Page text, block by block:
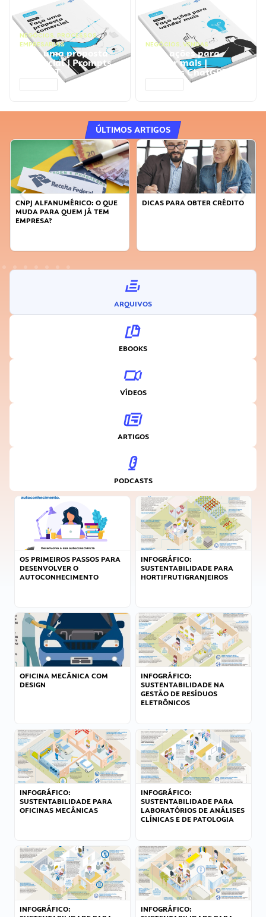
NEGÓCIOS, PROCESSOS
EMPRESARIAIS
Faça uma proposta
comercial | Prompts
ChatGPT
NEGÓCIOS, VENDAS
Faça ações para
vender mais |
Prompts ChatGPT
ÚLTIMOS ARTIGOS
DICAS PARA OBTER CRÉDITO
FAÇA A DIFERENÇA: SEJA
ARQUIVOS
EBOOKS
VÍDEOS
ARTIGOS
PODCASTS
OS PRIMEIROS PASSOS PARA
DESENVOLVER O
AUTOCONHECIMENTO
INFOGRÁFICO:
SUSTENTABILIDADE PARA
HORTIFRUTIGRANJEIROS
OFICINA MECÂNICA COM
DESIGN
INFOGRÁFICO:
SUSTENTABILIDADE NA
GESTÃO DE RESÍDUOS
ELETRÔNICOS
INFOGRÁFICO:
SUSTENTABILIDADE PARA
OFICINAS MECÂNICAS
INFOGRÁFICO:
SUSTENTABILIDADE PARA
LABORATÓRIOS DE ANÁLISES
CLÍNICAS E DE PATOLOGIA
INFOGRÁFICO:
INFOGRÁFICO: